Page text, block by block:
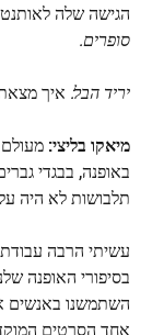
הגישה שלה
סופרים.
יריד הבל: איך
מיאקו בליצי:
באופנה, בבגדי
תלבושות לא היה
עשיתי הרבה עבודת
בסיפורי האופנה
השתמשנו באנשים
אחד הסרטים